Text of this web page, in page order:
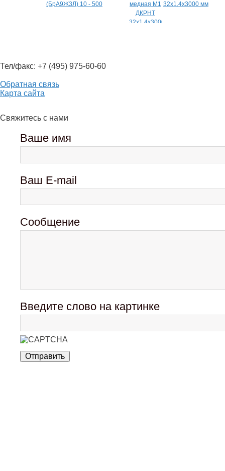
(БрА9Ж3Л) 10 - 500
32х1,4х3000 мм
Тел/факс: +7 (495) 975-60-60
Обратная связь
Карта сайта
Свяжитесь с нами
Ваше имя
Ваш E-mail
Сообщение
Введите слово на картинке